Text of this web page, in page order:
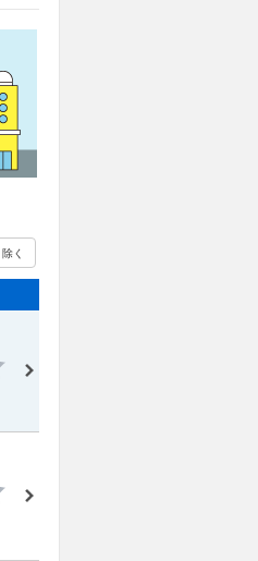
除く